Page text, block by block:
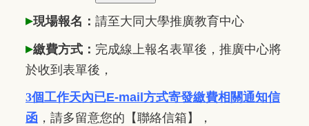
▸現場報名： 請至大同大學推廣教育中心
▸繳費方式： 完成線上報名表單後，推廣中心將
於收到表單後，
3個工作天內已E-mail方式寄發繳費相關通知信
函 ， 請多留意您的【聯絡信箱】，